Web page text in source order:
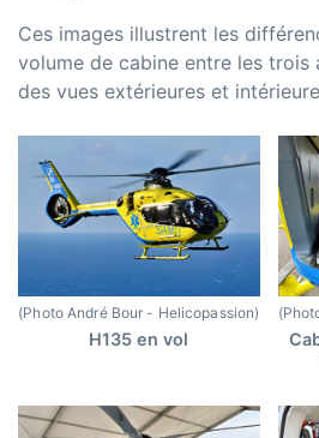
Ces images illustrent les
volume de cabine entre les trois
des vues extérieures et
(Photo André Bour - Helicopassion)
H135 en vol